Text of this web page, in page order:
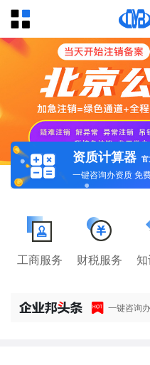
资质计算器 官
一键咨询办资质 免
工商服务 财税服务 知
一键咨询